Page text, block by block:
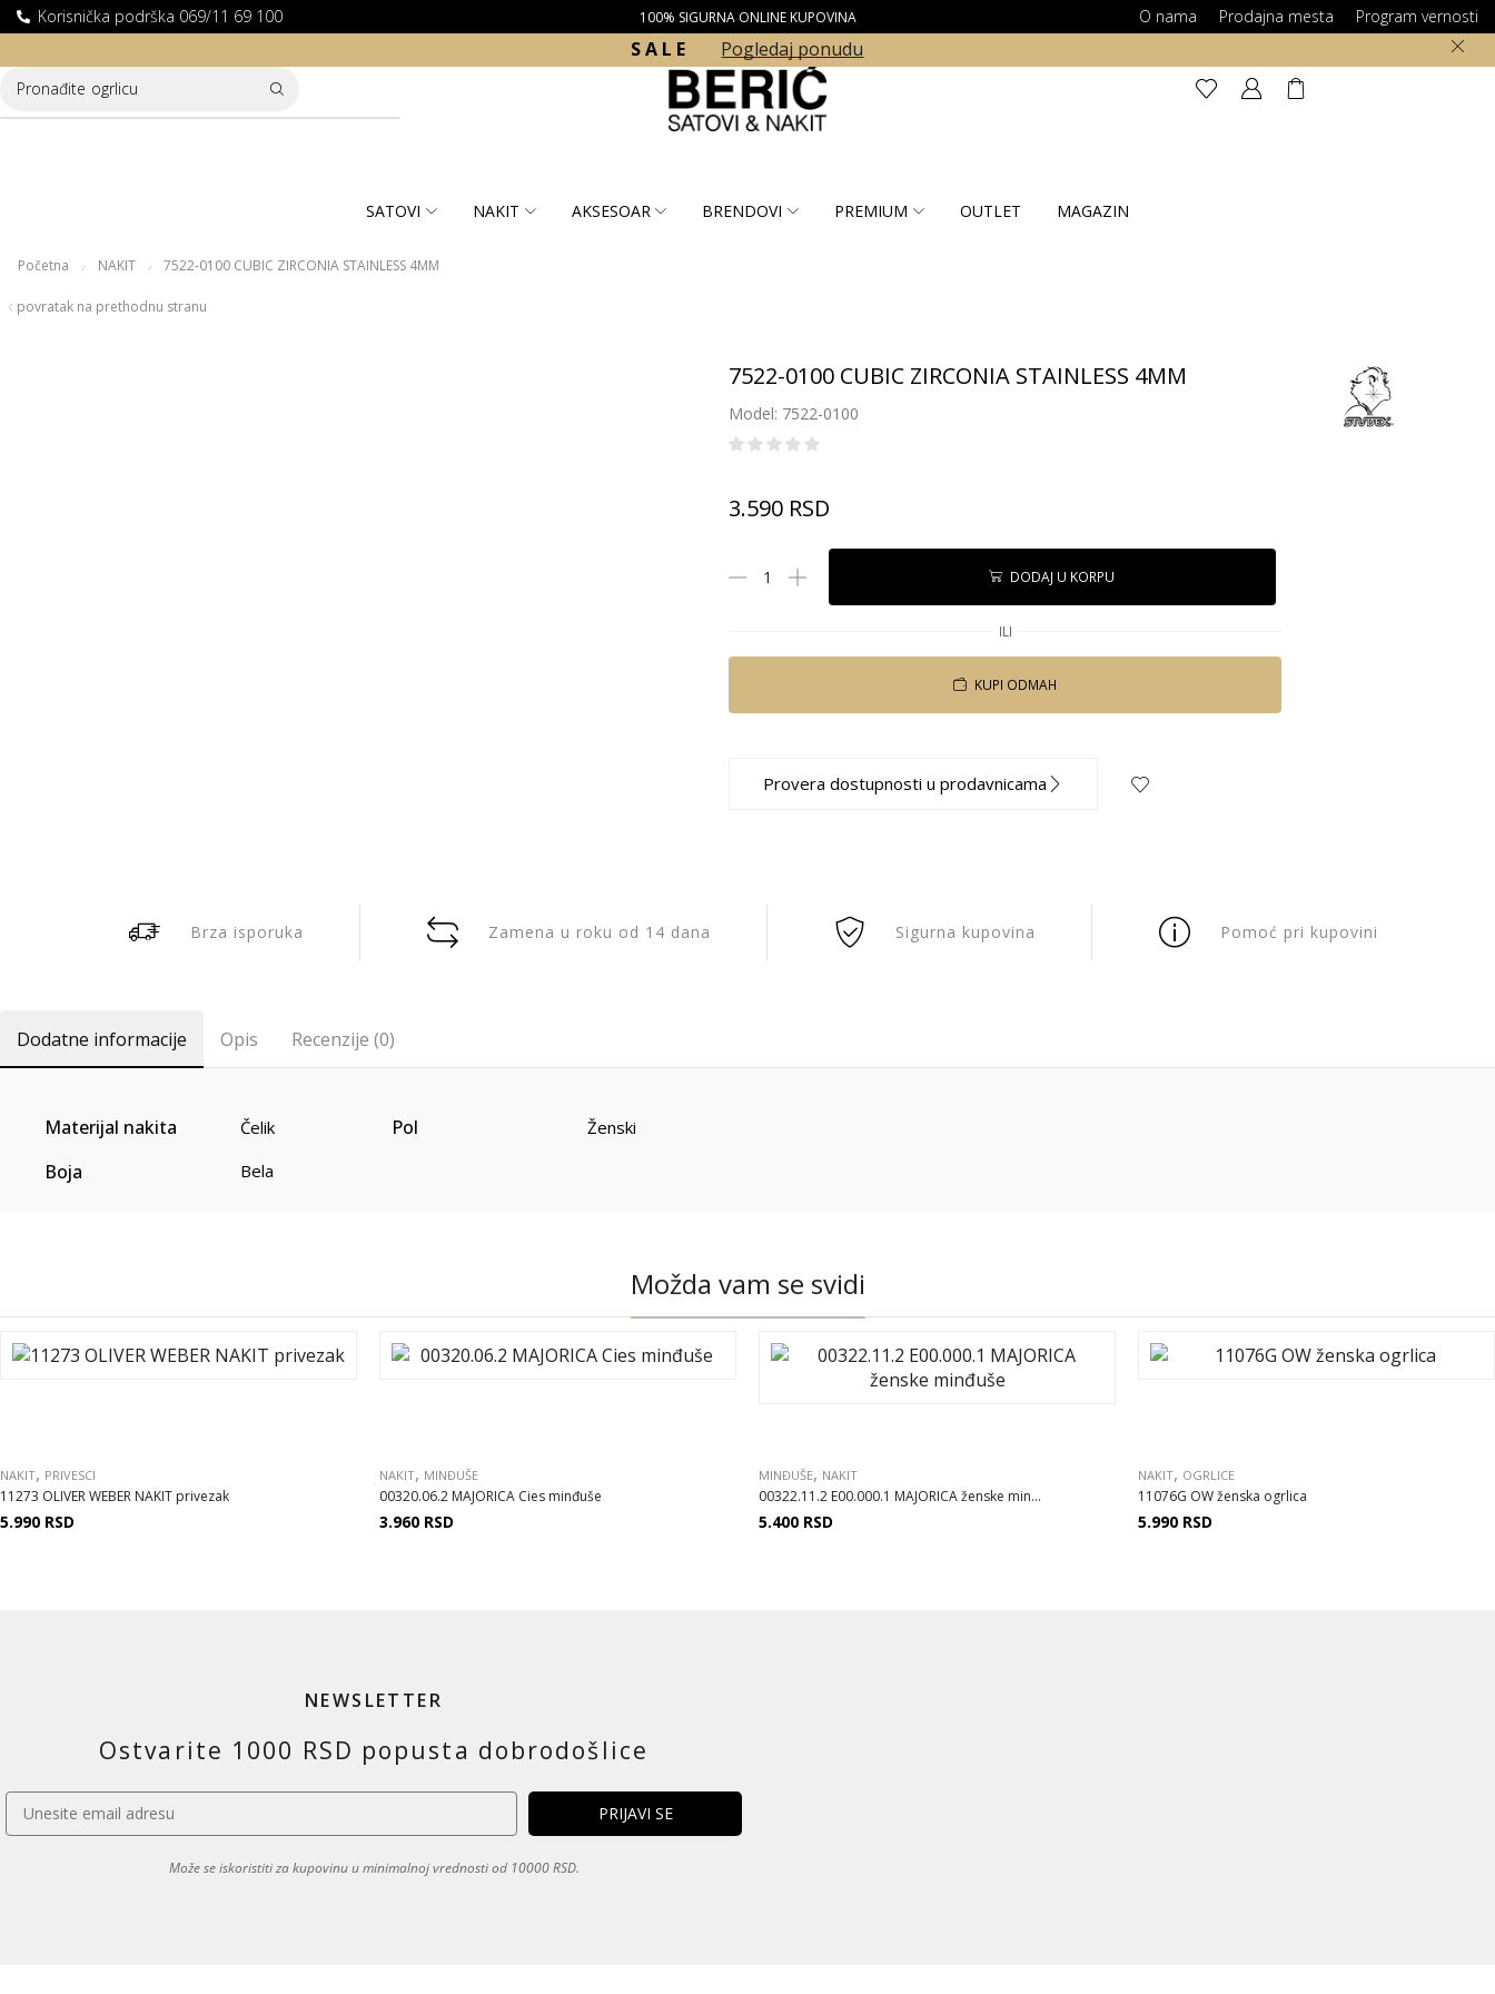
Korisnička podrška 069/11 69 100
DOSTAVA ZA KUPOVINE PREKO 10.000 RSD 100% SIGURNA ONLINE KUPOVINA O nama Prodajna mesta Program vernosti
S A L E Pogledaj ponudu
Pronađite ogrlicu
SATOVI NAKIT AKSESOAR BRENDOVI PREMIUM OUTLET MAGAZIN
Početna / NAKIT / 7522-0100 CUBIC ZIRCONIA STAINLESS 4MM
povratak na prethodnu stranu
7522-0100 CUBIC ZIRCONIA STAINLESS 4MM
Model: 7522-0100
3.590 RSD
DODAJ U KORPU
ILI
KUPI ODMAH
Provera dostupnosti u prodavnicama
Brza isporuka Zamena u roku od 14 dana Sigurna kupovina Pomoć pri kupovini
Dodatne informacije Opis Recenzije (0)
Materijal nakita Čelik Pol Ženski
Boja Bela
Možda vam se svidi
NAKIT, PRIVESCI
11273 OLIVER WEBER NAKIT privezak
5.990 RSD
NAKIT, MINĐUŠE
00320.06.2 MAJORICA Cies minđuše
3.960 RSD
MINĐUŠE, NAKIT
00322.11.2 E00.000.1 MAJORICA ženske min...
5.400 RSD
NAKIT, OGRLICE
11076G OW ženska ogrlica
5.990 RSD
NEWSLETTER
Ostvarite 1000 RSD popusta dobrodošlice
Može se iskoristiti za kupovinu u minimalnoj vrednosti od 10000 RSD.